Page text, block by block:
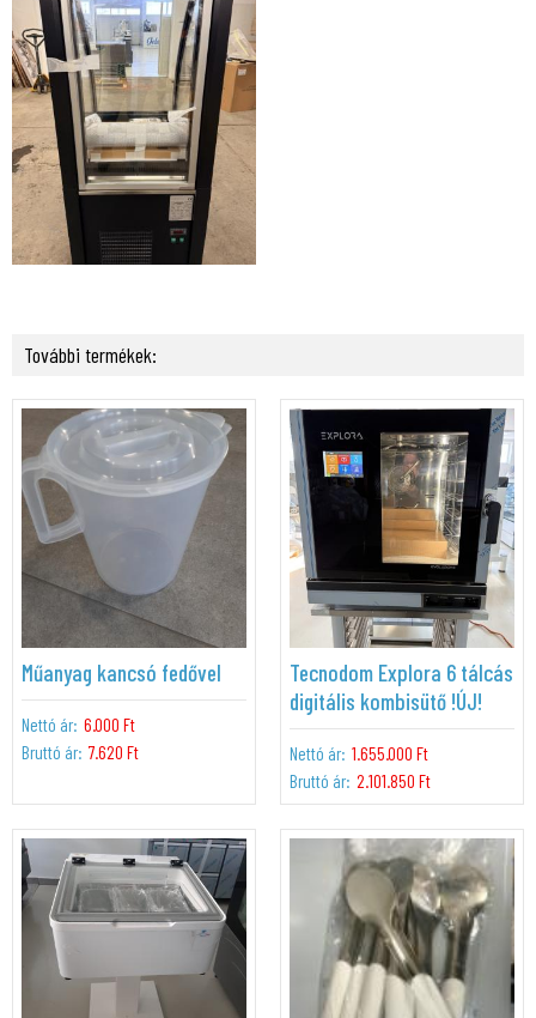
További termékek:
Műanyag kancsó fedővel
Nettó ár: 6.000 Ft
Bruttó ár: 7.620 Ft
Tecnodom Explora 6 tálcás
digitális kombisütő !ÚJ!
Nettó ár: 1.655.000 Ft
Bruttó ár: 2.101.850 Ft